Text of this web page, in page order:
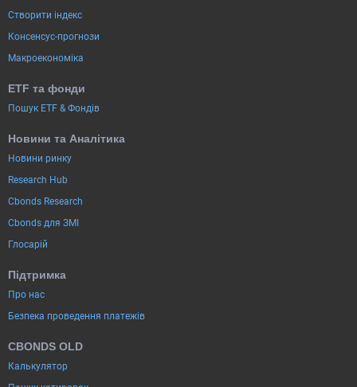
Створити індекс
Консенсус-прогнози
Макроекономіка
ETF та фонди
Пошук ETF & Фондів
Новини та Аналітика
Новини ринку
Research Hub
Cbonds Research
Cbonds для ЗМІ
Глосарій
Підтримка
Про нас
Безпека проведення платежів
CBONDS OLD
Калькулятор